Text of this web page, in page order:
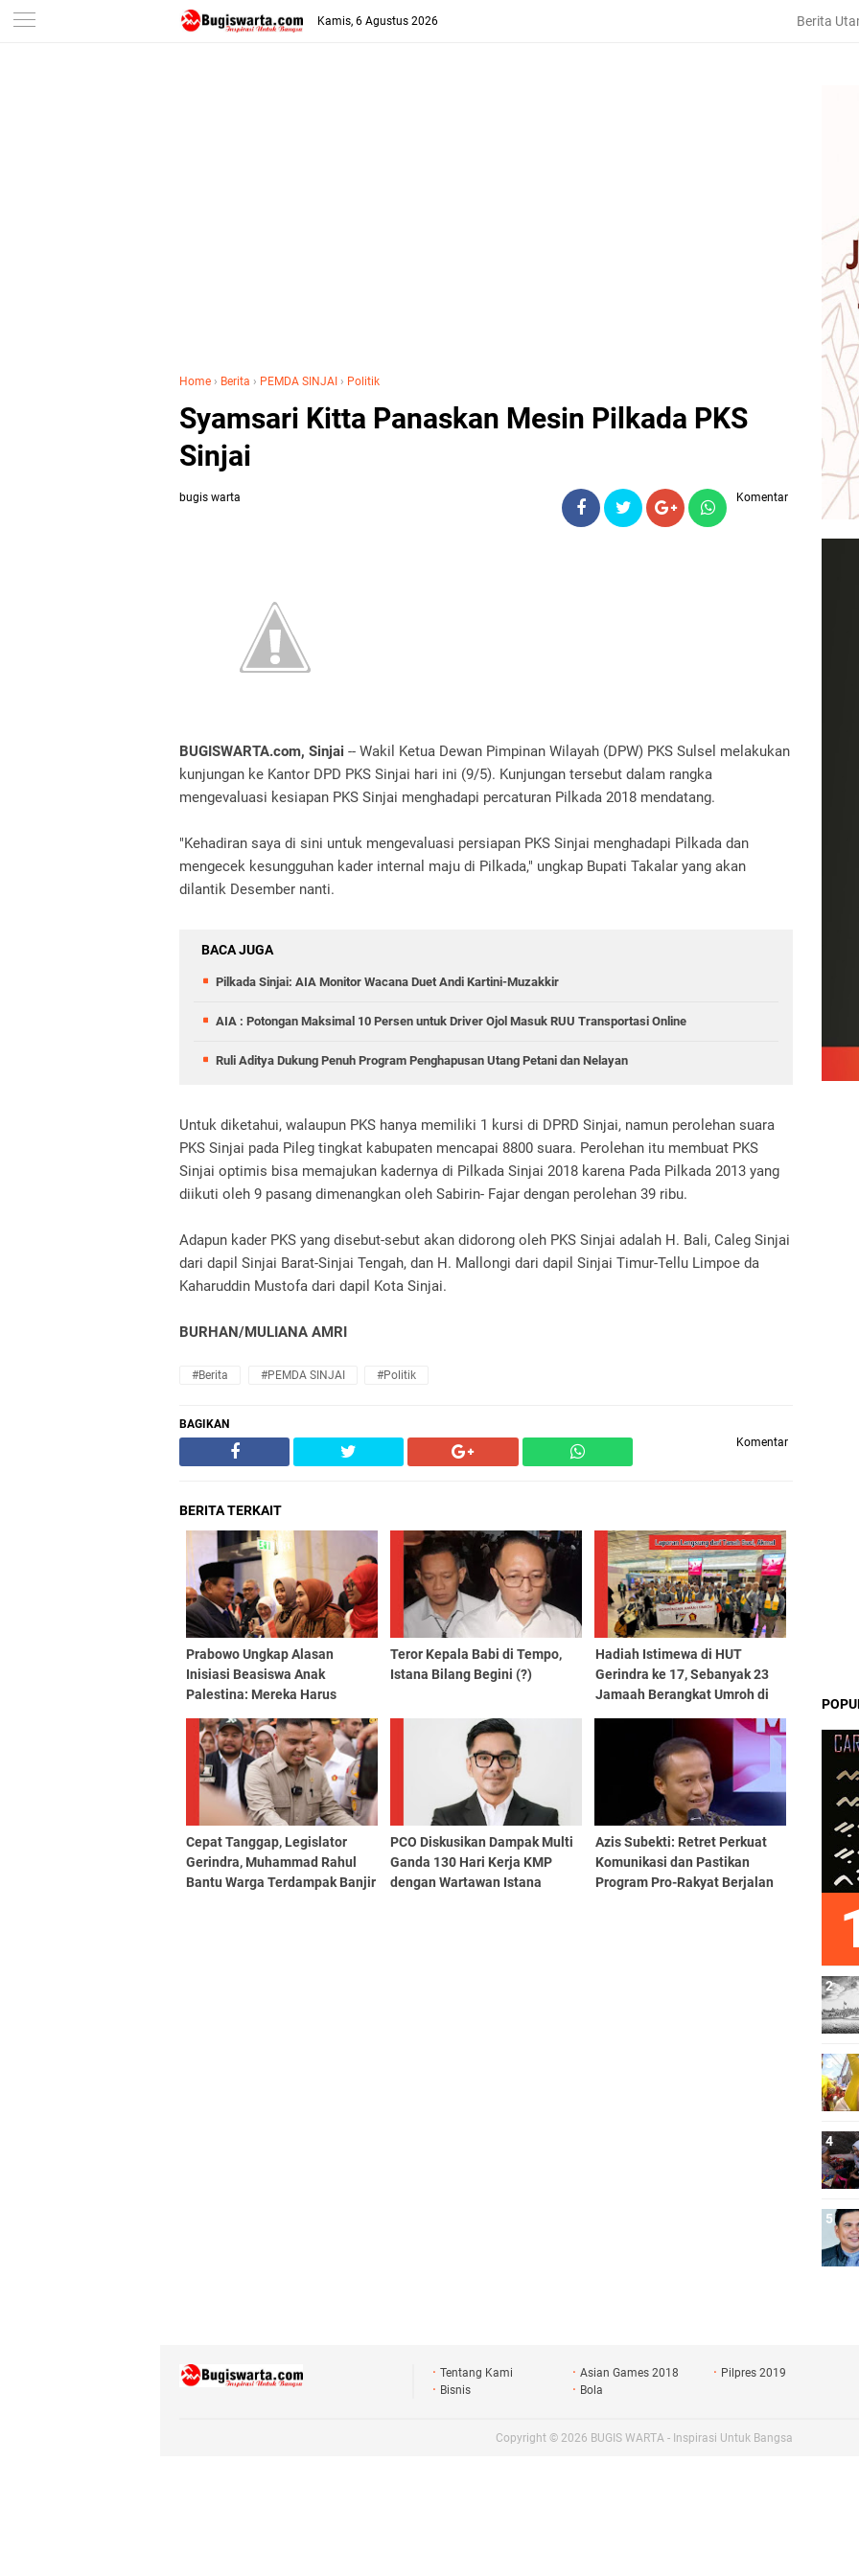
-->
Kamis, 6 Agustus 2026 Berita
Home › Berita › PEMDA SINJAI › Politik
Syamsari Kitta Panaskan Mesin Pilkada PKS
Sinjai
bugis warta Komentar
BUGISWARTA.com, Sinjai -- Wakil Ketua Dewan Pimpinan Wilayah (DPW) PKS Sulsel melakukan
kunjungan ke Kantor DPD PKS Sinjai hari ini (9/5). Kunjungan tersebut dalam rangka
mengevaluasi kesiapan PKS Sinjai menghadapi percaturan Pilkada 2018 mendatang.
"Kehadiran saya di sini untuk mengevaluasi persiapan PKS Sinjai menghadapi Pilkada dan
mengecek kesungguhan kader internal maju di Pilkada," ungkap Bupati Takalar yang akan
dilantik Desember nanti.
BACA JUGA
Pilkada Sinjai: AIA Monitor Wacana Duet Andi Kartini-Muzakkir
AIA : Potongan Maksimal 10 Persen untuk Driver Ojol Masuk RUU Transportasi Online
Ruli Aditya Dukung Penuh Program Penghapusan Utang Petani dan Nelayan
Untuk diketahui, walaupun PKS hanya memiliki 1 kursi di DPRD Sinjai, namun perolehan suara
PKS Sinjai pada Pileg tingkat kabupaten mencapai 8800 suara. Perolehan itu membuat PKS
Sinjai optimis bisa memajukan kadernya di Pilkada Sinjai 2018 karena Pada Pilkada 2013 yang
diikuti oleh 9 pasang dimenangkan oleh Sabirin- Fajar dengan perolehan 39 ribu.
Adapun kader PKS yang disebut-sebut akan didorong oleh PKS Sinjai adalah H. Bali, Caleg Sinjai
dari dapil Sinjai Barat-Sinjai Tengah, dan H. Mallongi dari dapil Sinjai Timur-Tellu Limpoe da
Kaharuddin Mustofa dari dapil Kota Sinjai.
BURHAN/MULIANA AMRI
#Berita #PEMDA SINJAI #Politik
BAGIKAN
Komentar
BERITA TERKAIT
Prabowo Ungkap Alasan
Inisiasi Beasiswa Anak
Palestina: Mereka Harus
Teror Kepala Babi di Tempo,
Istana Bilang Begini (?)
Hadiah Istimewa di HUT
Gerindra ke 17, Sebanyak 23
Jamaah Berangkat Umroh di
Cepat Tanggap, Legislator
Gerindra, Muhammad Rahul
Bantu Warga Terdampak Banjir
PCO Diskusikan Dampak Multi
Ganda 130 Hari Kerja KMP
dengan Wartawan Istana
Azis Subekti: Retret Perkuat
Komunikasi dan Pastikan
Program Pro-Rakyat Berjalan
Tentang Kami Asian Games 2018
Pilpres 2019
Bisnis
Bola
Copyright © 2026 BUGIS WARTA - Inspirasi Untuk Bangsa